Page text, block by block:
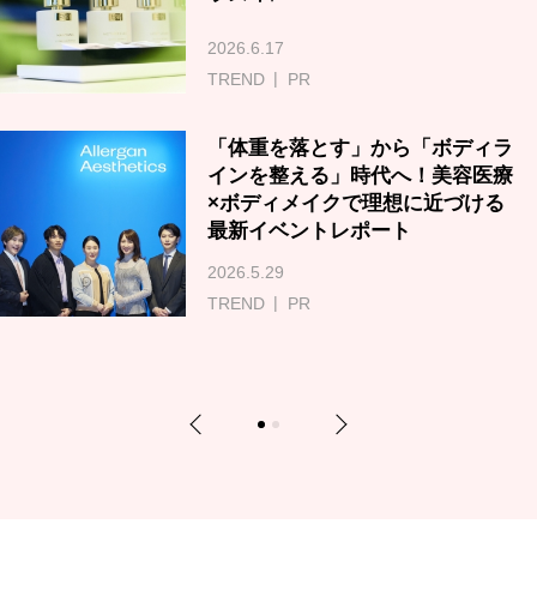
2026.6.17
TREND
PR
「体重を落とす」から「ボディラ
インを整える」時代へ！美容医療
×ボディメイクで理想に近づける
最新イベントレポート
2026.5.29
TREND
PR
Previous 1 2 Next